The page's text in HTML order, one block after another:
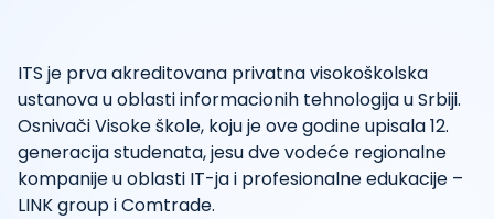
ITS je prva akreditovana privatna visokoškolska
ustanova u oblasti informacionih tehnologija u Srbiji.
Osnivači Visoke škole, koju je ove godine upisala 12.
generacija studenata, jesu dve vodeće regionalne
kompanije u oblasti IT-ja i profesionalne edukacije –
LINK group i Comtrade.